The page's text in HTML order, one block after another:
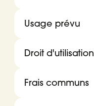
Usage prévu
Droit d'utilisation
Frais communs